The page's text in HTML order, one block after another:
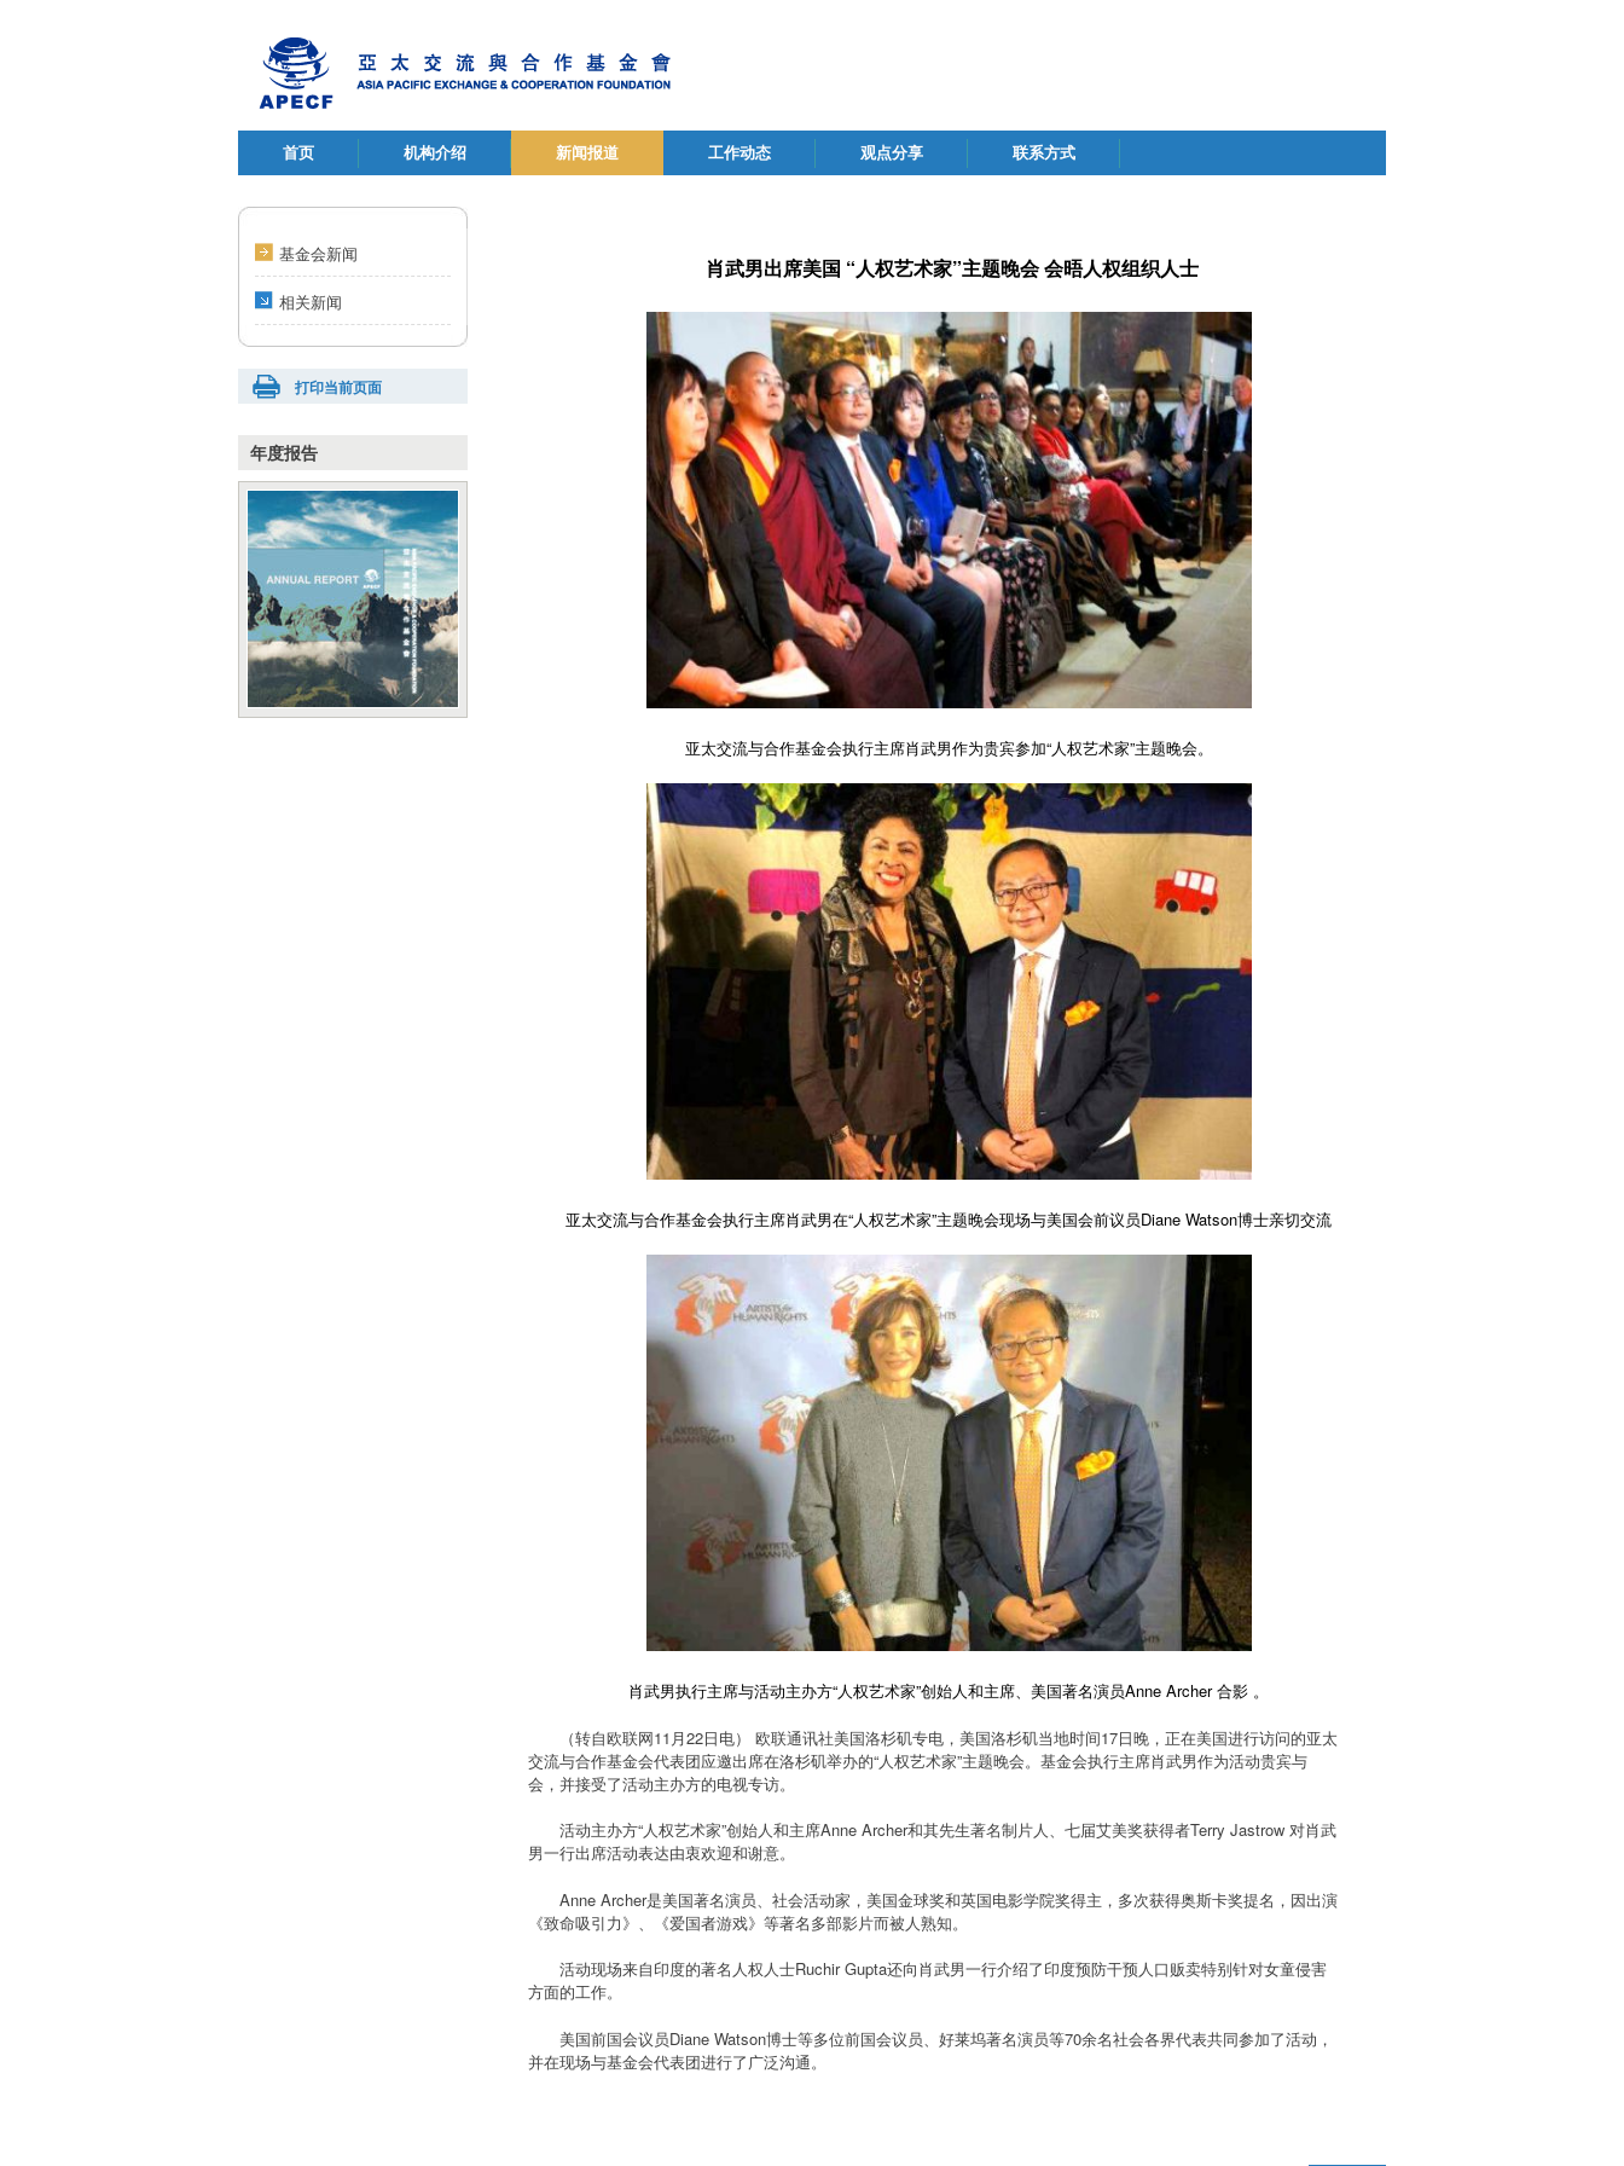
首页 机构介绍 新闻报道 工作动态 观点分享 联系方式
基金会新闻
相关新闻
打印当前页面
年度报告
肖武男出席美国 “人权艺术家”主题晚会 会晤人权组织人士
亚太交流与合作基金会执行主席肖武男作为贵宾参加“人权艺术家”主题晚会。
亚太交流与合作基金会执行主席肖武男在“人权艺术家”主题晚会现场与美国会前议员Diane Watson博士亲切交流
肖武男执行主席与活动主办方“人权艺术家”创始人和主席、美国著名演员Anne Archer 合影 。
（转自欧联网11月22日电） 欧联通讯社美国洛杉矶专电，美国洛杉矶当地时间17日晚，正在美国进行访问的亚太
交流与合作基金会代表团应邀出席在洛杉矶举办的“人权艺术家”主题晚会。基金会执行主席肖武男作为活动贵宾与
会，并接受了活动主办方的电视专访。
活动主办方“人权艺术家”创始人和主席Anne Archer和其先生著名制片人、七届艾美奖获得者Terry Jastrow 对肖武
男一行出席活动表达由衷欢迎和谢意。
Anne Archer是美国著名演员、社会活动家，美国金球奖和英国电影学院奖得主，多次获得奥斯卡奖提名，因出演
《致命吸引力》、《爱国者游戏》等著名多部影片而被人熟知。
活动现场来自印度的著名人权人士Ruchir Gupta还向肖武男一行介绍了印度预防干预人口贩卖特别针对女童侵害
方面的工作。
美国前国会议员Diane Watson博士等多位前国会议员、好莱坞著名演员等70余名社会各界代表共同参加了活动，
并在现场与基金会代表团进行了广泛沟通。